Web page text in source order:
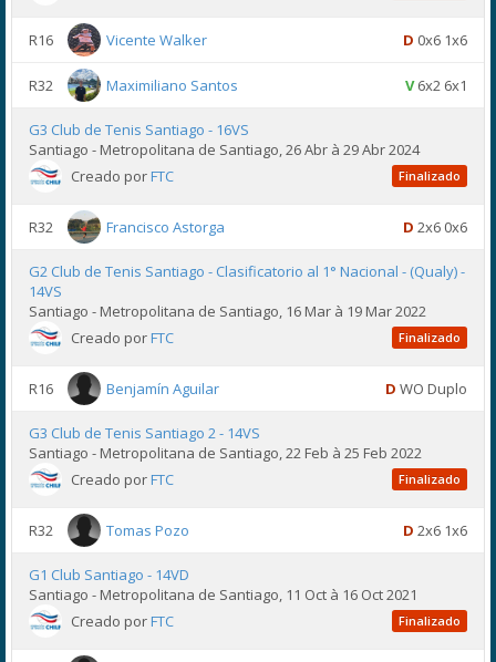
R16 Vicente Walker D 0x6 1x6
R32 Maximiliano Santos V6x2 6x1
G3 Club de Tenis Santiago - 16VS
Santiago - Metropolitana de Santiago, 26 Abr à 29 Abr 2024
Creado porFTC Finalizado
R32 Francisco Astorga D 2x6 0x6
G2 Club de Tenis Santiago - Clasificatorio al 1° Nacional - (Qualy) -
14VS
Santiago - Metropolitana de Santiago, 16 Mar à 19 Mar 2022
Creado porFTC Finalizado
R16 Benjamín Aguilar D WO Duplo
G3 Club de Tenis Santiago 2 - 14VS
Santiago - Metropolitana de Santiago, 22 Feb à 25 Feb 2022
Creado porFTC Finalizado
R32 Tomas Pozo D 2x6 1x6
G1 Club Santiago - 14VD
Santiago - Metropolitana de Santiago, 11 Oct à 16 Oct 2021
Creado porFTC Finalizado